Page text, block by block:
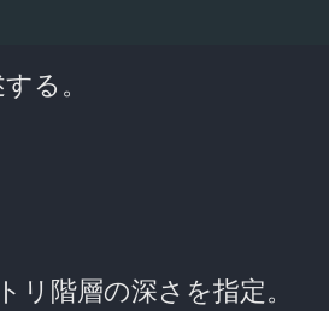
る。
階層の深さを指定。